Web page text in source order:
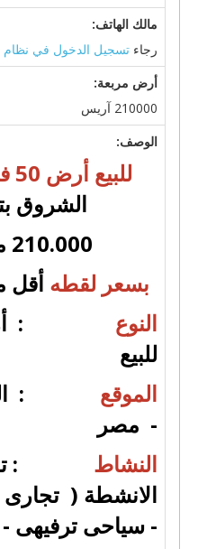
مالك الهاتف:
رجاء تسجيل الدخول في نظام
أرض مربعة:
210000 آريس
الوصف:
للبيع أرض 50 فدان
الشروق
210.000 متر تقريباً
بسعر لقطهأقل
النوع
:
للبيع
الموقع
:
- مصر
النشاط
:
الانشطة (
- سياحى ترفيهى